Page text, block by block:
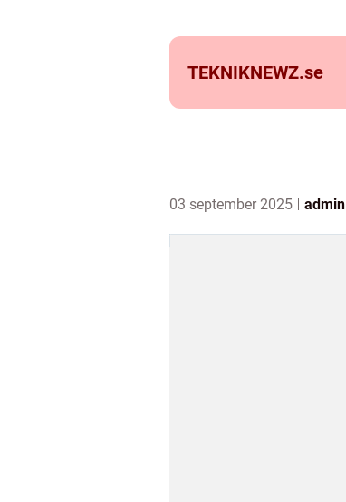
TEKNIKNEWZ.se
03 september 2025 admin